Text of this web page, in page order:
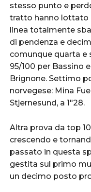
stesso punto e
tratto hanno lottato
linea totalmente
di pendenza e
comunque quarta e
95/100 per Bassino
Brignone. Settimo
norvegese: Mina
Stjernesund, a 1″28.
Altra prova da top
crescendo e
passato in questa
gestita sul primo
un decimo posto